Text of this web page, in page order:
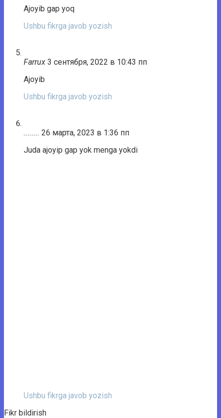
Ajoyib gap yoq
Ushbu fikrga javob yozish
Farrux 3 сентября, 2022 в 10:43 пп
Ajoyib
Ushbu fikrga javob yozish
........ 26 марта, 2023 в 1:36 пп
Juda ajoyip gap yok menga yokdi
Ushbu fikrga javob yozish
Fikr bildirish